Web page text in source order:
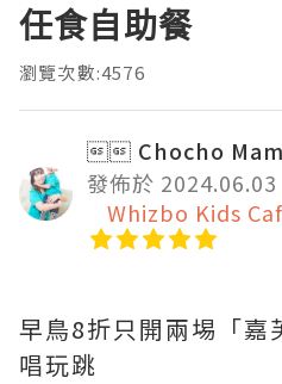
任食自助餐
瀏覽次數:4576
Chocho
發佈於 2024.06.03
Whizbo Kids
早鳥8折只開兩埸「嘉
唱玩跳